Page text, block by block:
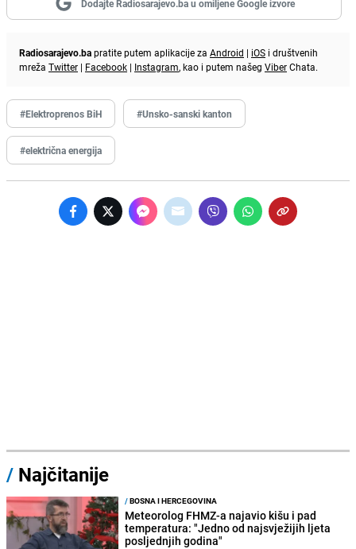
Dodajte Radiosarajevo.ba u omiljene Google izvore
Radiosarajevo.bapratite putem aplikacije za Android | iOS i društvenih
mreža Twitter | Facebook | Instagram, kao i putem našeg ViberChata.
#Elektroprenos BiH #Unsko-sanski kanton
#električna energija
/ Najčitanije
/BOSNA I HERCEGOVINA
Meteorolog FHMZ-a najavio kišu i pad
temperatura: "Jedno od najsvježijih ljeta
posljednjih godina"